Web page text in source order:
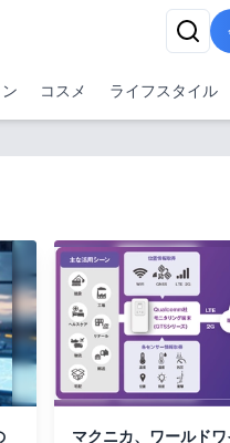
コスメ ライフスタイル
マクニカ、ワールド